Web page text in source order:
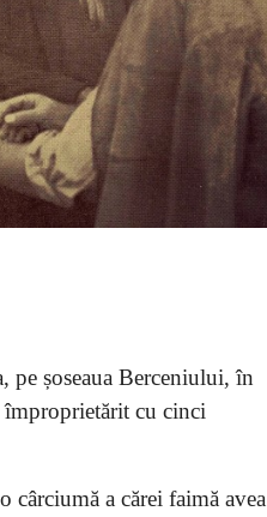
pe șoseaua Berceniului, în
împroprietărit cu cinci
a cărei faimă avea